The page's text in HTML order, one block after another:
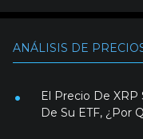
ANÁLISIS DE
El Precio De
De Su ETF, ¿Por